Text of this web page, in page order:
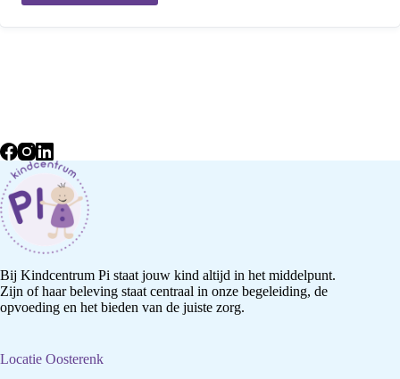
Bij Kindcentrum Pi staat jouw kind altijd in het middelpunt.
Zijn of haar beleving staat centraal in onze begeleiding, de
opvoeding en het bieden van de juiste zorg.
Locatie Oosterenk